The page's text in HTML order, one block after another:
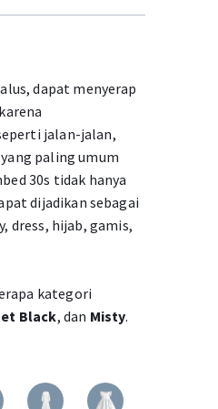
dapat menyerap
jalan-jalan,
paling umum
30s tidak hanya
dijadikan sebagai
dress, hijab, gamis,
kategori
Black, dan Misty.